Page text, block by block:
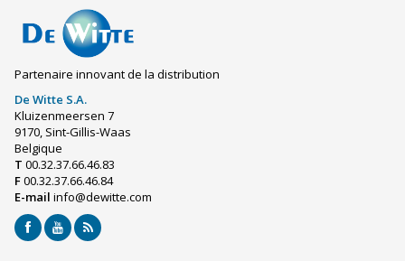
Partenaire innovant de la distribution
De Witte S.A.
Kluizenmeersen 7
9170, Sint-Gillis-Waas
Belgique
T 00.32.37.66.46.83
F00.32.37.66.46.84
E-mail info@dewitte.com